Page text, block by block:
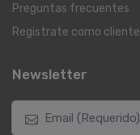
Preguntas frecuentes
Registrate como cliente
Newsletter